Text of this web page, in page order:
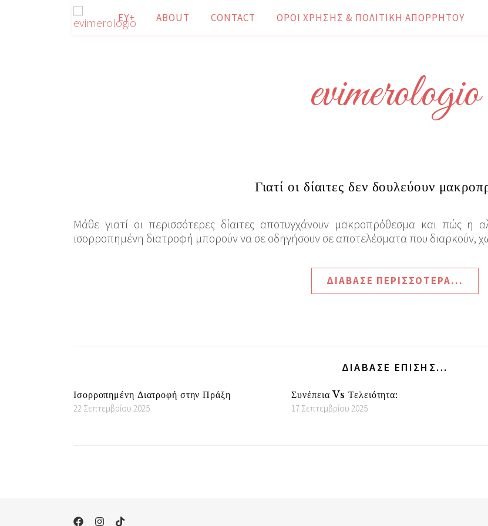
ΕΥ+ ABOUT CONTACT ΌΡΟΙ ΧΡΉΣΗΣ & ΠΟΛΙΤΙΚΉ ΑΠΟΡΡΉΤΟΥ
evimerologio
Γιατί οι δίαιτες δεν δουλεύουν
Μάθε γιατί οι περισσότερες δίαιτες αποτυγχάνουν μακροπρόθεσμα και πώς
ισορροπημένη διατροφή μπορούν να σε οδηγήσουν σε αποτελέσματα που διαρκούν,
ΔΙΆΒΑΣΕ ΠΕΡΙΣΣΌΤΕΡΑ...
ΔΙΆΒΑΣΕ ΕΠΊΣΗΣ...
Ισορροπημένη Διατροφή στην Πράξη
22 Σεπτεμβρίου 2025
Συνέπεια Vs Τελειότητα:
17 Σεπτεμβρίου 2025